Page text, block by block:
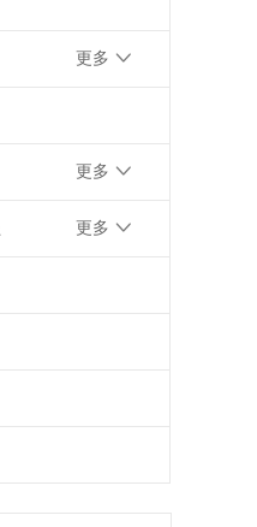
更多
更多
更多